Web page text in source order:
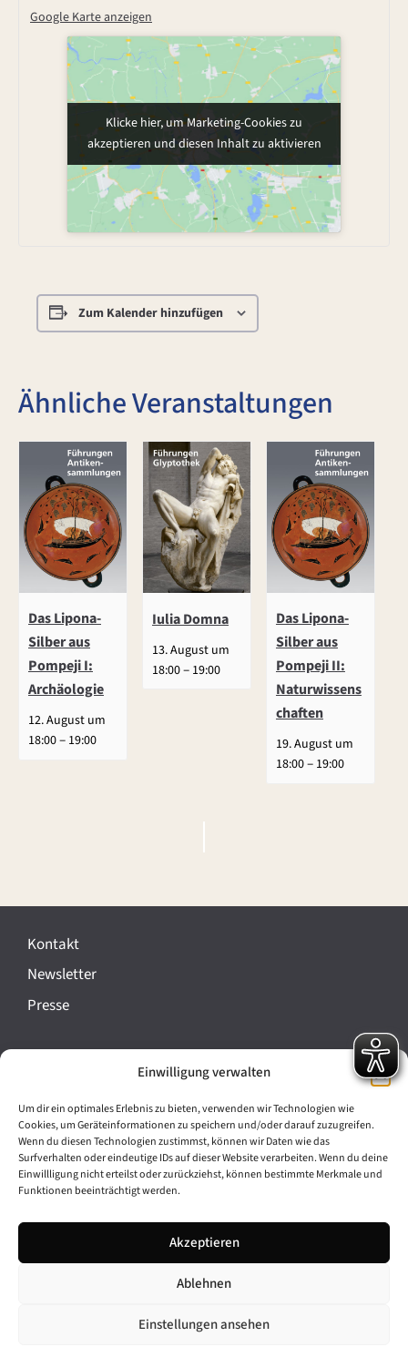
Einwilligung verwalten
Um dir ein optimales Erlebnis zu bieten, verwenden wir Technologien wie
Cookies, um Geräteinformationen zu speichern und/oder darauf zuzugreifen.
Wenn du diesen Technologien zustimmst, können wir Daten wie das
Surfverhalten oder eindeutige IDs auf dieser Website verarbeiten. Wenn du deine
Einwillligung nicht erteilst oder zurückziehst, können bestimmte Merkmale und
Funktionen beeinträchtigt werden.
Akzeptieren
Ablehnen
Einstellungen ansehen
Google Karte anzeigen
Klicke hier, um Marketing-Cookies zu
akzeptieren und diesen Inhalt zu aktivieren
Zum Kalender hinzufügen
Ähnliche Veranstaltungen
Das Lipona-
Silber aus
Pompeji I:
Archäologie
12. August um
18:00– 19:00
Iulia Domna
13. August um
18:00– 19:00
Das Lipona-
Silber aus
Pompeji II:
Naturwissens
chaften
19. August um
18:00– 19:00
e
a
n
t
l
t
u
n
g
-
Kontakt
Newsletter
Presse
Cookie-Richtlinie (EU)
Barrierefreiheit